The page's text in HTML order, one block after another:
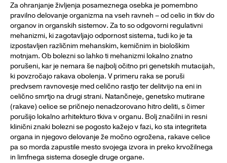
Za ohranjanje življenja posameznega osebka je pomembno
pravilno delovanje organizma na vseh ravneh – od celic in tkiv do
organov in organskih sistemov. Za to so odgovorni regulativni
mehanizmi, ki zagotavljajo odpornost sistema, tudi ko je ta
izpostavljen različnim mehanskim, kemičnim in biološkim
motnjam. Ob bolezni so lahko ti mehanizmi lokalno znatno
porušeni, kar je nemara še najbolj očitno pri genetskih mutacijah,
ki povzročajo rakava obolenja. V primeru raka se poruši
predvsem ravnovesje med celično rastjo ter delitvijo na eni in
celično smrtjo na drugi strani. Natančneje, genetsko mutirane
(rakave) celice se pričnejo nenadzorovano hitro deliti, s čimer
porušijo lokalno arhitekturo tkiva v organu. Bolj značilni in resni
klinični znaki bolezni se pogosto kažejo v fazi, ko sta integriteta
organa in njegovo delovanje že močno ogrožena, rakave celice
pa so morda zapustile mesto svojega izvora in preko krvožilnega
in limfnega sistema dosegle druge organe.